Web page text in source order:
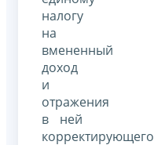
налогу
на
вмененный
доход
и
отражения
в ней
корректирующего